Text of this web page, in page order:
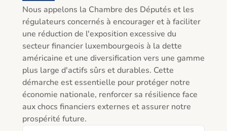
Nous appelons la Chambre des Députés et les
régulateurs concernés à encourager et à faciliter
une réduction de l'exposition excessive du
secteur financier luxembourgeois à la dette
américaine et une diversification vers une gamme
plus large d'actifs sûrs et durables. Cette
démarche est essentielle pour protéger notre
économie nationale, renforcer sa résilience face
aux chocs financiers externes et assurer notre
prospérité future.